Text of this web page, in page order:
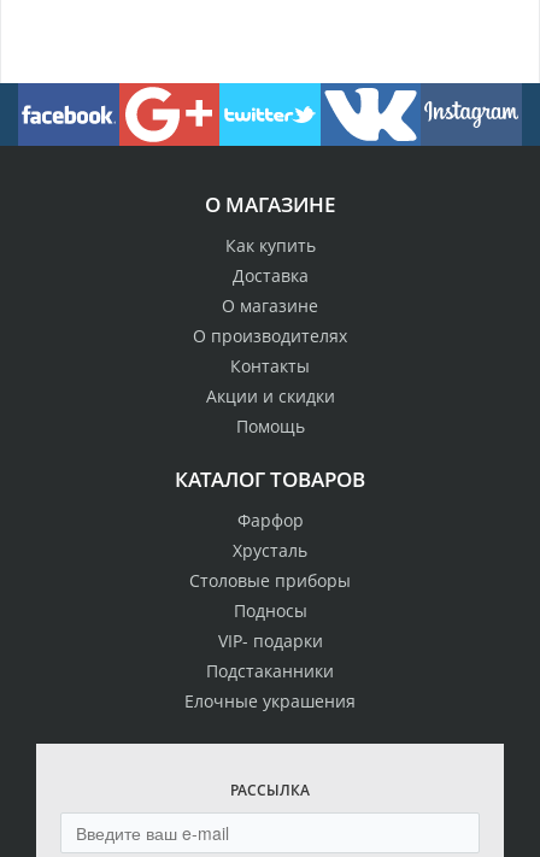
О МАГАЗИНЕ
Как купить
Доставка
О магазине
О производителях
Контакты
Акции и скидки
Помощь
КАТАЛОГ ТОВАРОВ
Фарфор
Хрусталь
Столовые приборы
Подносы
VIP- подарки
Подстаканники
Елочные украшения
РАССЫЛКА